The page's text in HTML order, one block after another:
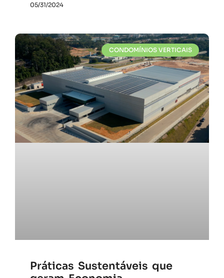
05/31/2024
CONDOMÍNIOS VERTICAIS
Práticas Sustentáveis que